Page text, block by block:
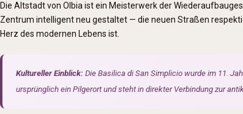
Die Altstadt von Olbia ist ein Meisterwerk der
Zentrum intelligent neu gestaltet — die neuen Straßen
Herz des modernen Lebens ist.
Kultureller Einblick: Die Basilica di San Simplicio wurde im 11.
ursprünglich ein Pilgerort und steht in direkter Verbindung zur